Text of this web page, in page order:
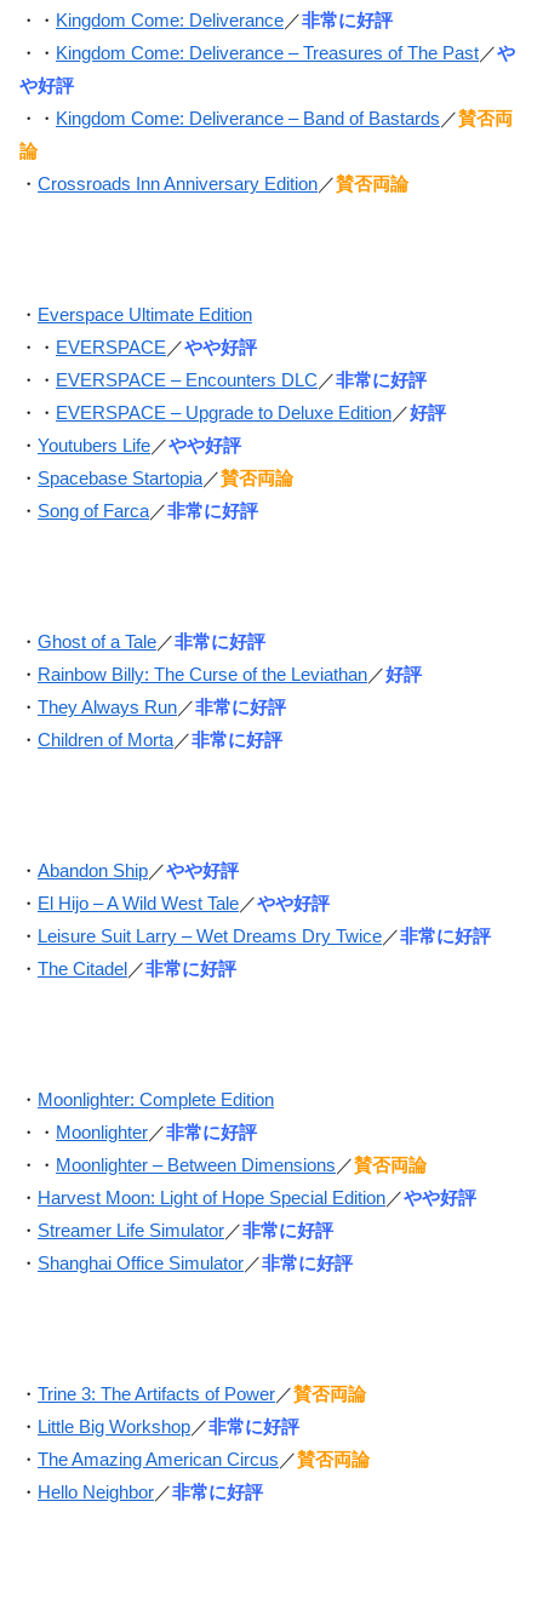
・・ Kingdom Come: Deliverance／非常に好評
・・ Kingdom Come: Deliverance – Treasures of The Past／や
や好評
・・ Kingdom Come: Deliverance – Band of Bastards ／賛否両
論
・ Crossroads Inn Anniversary Edition／賛否両論
・ Everspace Ultimate Edition
・・ EVERSPACE ／やや好評
・・ EVERSPACE – Encounters DLC ／非常に好評
・・ EVERSPACE – Upgrade to Deluxe Edition／好評
・ Youtubers Life／やや好評
・ Spacebase Startopia／賛否両論
・ Song of Farca／非常に好評
・ Ghost of a Tale／非常に好評
・ Rainbow Billy: The Curse of the Leviathan／好評
・ They Always Run／非常に好評
・ Children of Morta／非常に好評
・ Abandon Ship／やや好評
・ El Hijo – A Wild West Tale／やや好評
・ Leisure Suit Larry – Wet Dreams Dry Twice／非常に好評
・ The Citadel／非常に好評
・ Moonlighter: Complete Edition
・・ Moonlighter／非常に好評
・・ Moonlighter – Between Dimensions ／賛否両論
・ Harvest Moon: Light of Hope Special Edition／やや好評
・ Streamer Life Simulator／非常に好評
・ Shanghai Office Simulator／非常に好評
・ Trine 3: The Artifacts of Power／賛否両論
・ Little Big Workshop／非常に好評
・ The Amazing American Circus ／賛否両論
・ Hello Neighbor／非常に好評